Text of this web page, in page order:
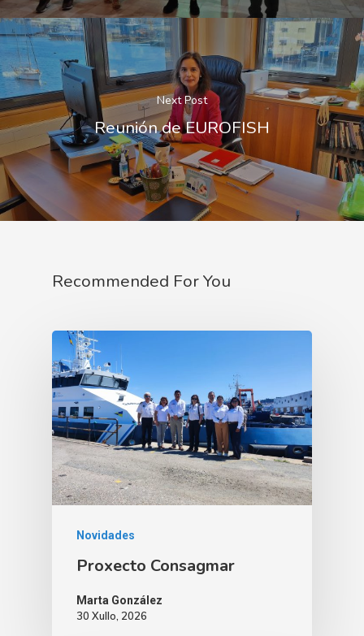
Next Post
Reunión de EUROFISH
Recommended For You
Novidades
Proxecto Consagmar
Marta González
30 Xullo, 2026